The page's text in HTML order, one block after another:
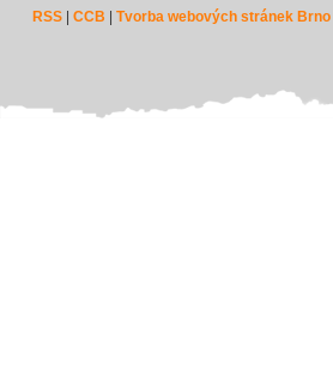
RSS |CCB |Tvorba webových stránek Brno